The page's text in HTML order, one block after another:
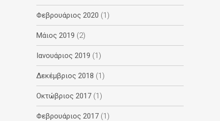
Φεβρουάριος 2020 (1)
Μάιος 2019 (2)
Ιανουάριος 2019 (1)
Δεκέμβριος 2018 (1)
Οκτώβριος 2017 (1)
Φεβρουάριος 2017 (1)